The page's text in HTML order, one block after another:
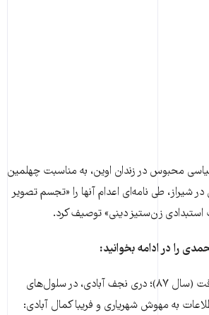
محبوس در زندان اوین، به مناسبت چهلمین
۱۰ زن بهائی در شیراز، طی نامه‌ای اعدام آنها را «تجسم تصویر
زن‌ستیز دینی» توصیف کرد.
را در ادامه بخوانید:
ابلاغ نامه دادستان کل وقت (سال ۸۷)؛ دری نجف آبادی، در سلول‌های
۲۰۹ وزارت اطلاعات به مهوش شهریاری و فریبا کمال آبادی: